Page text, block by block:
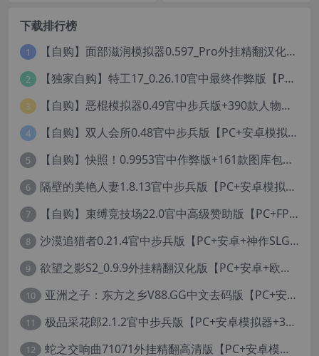
下载排行榜
1 【自购】面部滋润模拟器0.597_Pro外挂精翻汉化版+114款人物MOD【PC+安卓模拟器+3D互动SLG/神级建模/独家定制资源/扶她】/True Facials Pro【12G】
2 【独家自购】特工17_0.26.10官中最终作弊版【PC+安卓+亚洲神作SLG/步兵/NTR+赞助码+旧版存档+画廊】/Agent 17【6.25G】
3 【自购】恶棍模拟器0.49官中步兵版+390款人物卡【PC+安卓模拟器+3D互动调教/捏人变装+作弊器汉化】/坏蛋模拟器/The Villain Simulator【19.5G】
4 【自购】双人会所0.48官中步兵版【PC+安卓模拟器+大型3D互动/精品沙盒/变装捏脸】 /一起回家吧/Home Together【12.6G】
5 【自购】快照！0.9953官中作弊版+161款图库包【PC+安卓模拟器+3D互动/开放世界/沙盒/偷拍/盗摄/步兵/11000+照片】/Snapshot!【13.6G】
6 隔壁的美艳人妻1.8.13官中步兵版【PC+安卓模拟器+亚洲SLG/国风精品+存档】/The Wife Next Door【13G】
7 【自购】束缚竞技场22.0官中高级赞助版【PC+FPS枪战射击/ACT动作/捏人/团队】/Bondage Arena Premium【43.7G】
8 沙漠追猎者0.21.4官中步兵版【PC+安卓+神作SLG/沙盒+画廊全开】/沙漠潜行者/沉沙猎手/Desert Stalker【9.56G】
9 欲望之影S2_0.9.9外挂精翻汉化版【PC+安卓+欧美精品RPG/步兵/沙盒/媚黑/绿帽NTR】/Shadows of Desire【19.2G】
10 亚洲之子：东方之乡V88.GG中文去码版【PC+安卓模拟器+亚洲风QSP/真人SLG/更新/MOD整合版/作者版】/SOA就是个混蛋/【93G】
11 极品采花郎2.1.2官中步兵版【PC+安卓模拟器+3D互动SLG/亚洲/国风+金手指+真全CG存档】/Romantic Escapades【8.3G】
12 蛇之交响曲71071外挂精翻高清版【PC+安卓模拟器+神作RPG+全CG存档+作弊器】/纳迪亚四部曲之四/Symphony of the Serpent【11.3G】